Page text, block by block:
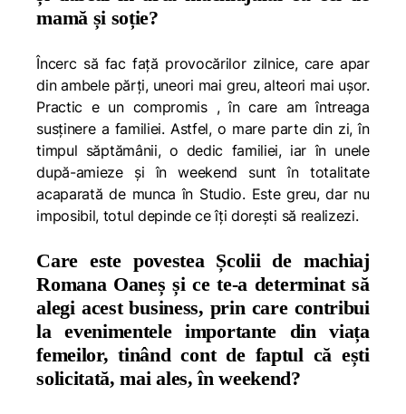
mamă și soție?
Încerc să fac față provocărilor zilnice, care apar
din ambele părți, uneori mai greu, alteori mai ușor.
Practic e un compromis , în care am întreaga
susținere a familiei. Astfel, o mare parte din zi, în
timpul săptămânii, o dedic familiei, iar în unele
după-amieze și în weekend sunt în totalitate
acaparată de munca în Studio. Este greu, dar nu
imposibil, totul depinde ce îți dorești să realizezi.
Care este povestea Școlii de machiaj
Romana Oaneș și ce te-a determinat să
alegi acest business, prin care contribui
la evenimentele importante din viața
femeilor, tinând cont de faptul că ești
solicitată, mai ales, în weekend?